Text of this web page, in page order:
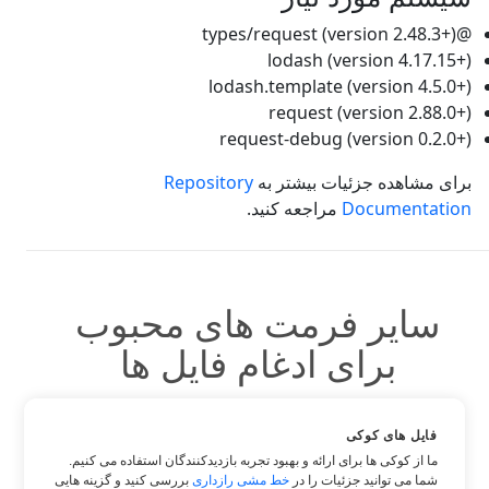
@types/request (version 2.48.3+)
lodash (version 4.17.15+)
lodash.template (version 4.5.0+)
request (version 2.88.0+)
request-debug (version 0.2.0+)
برای مشاهده جزئیات بیشتر به Repository
Documentation مراجعه کنید.
سایر فرمت های محبوب
برای ادغام فایل ها
می توانید از فرمت های محبوب دیگر استفاده کنید:
فایل های کوکی
ما از کوکی ها برای ارائه و بهبود تجربه بازدیدکنندگان استفاده می کنیم.
شما می توانید جزئیات را درخط مشی رازداری بررسی کنید و گزینه هایی